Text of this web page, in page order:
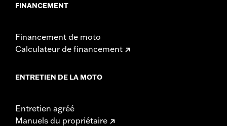
FINANCEMENT
Financement de moto
Calculateur de financement
ENTRETIEN DE LA MOTO
Entretien agréé
Manuels du propriétaire